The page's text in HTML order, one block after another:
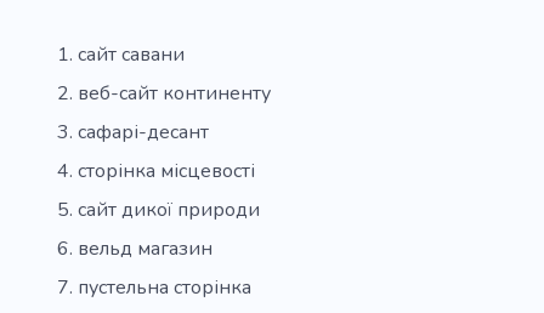
сайт савани
веб-сайт континенту
сафарі-десант
сторінка місцевості
сайт дикої природи
вельд магазин
пустельна сторінка